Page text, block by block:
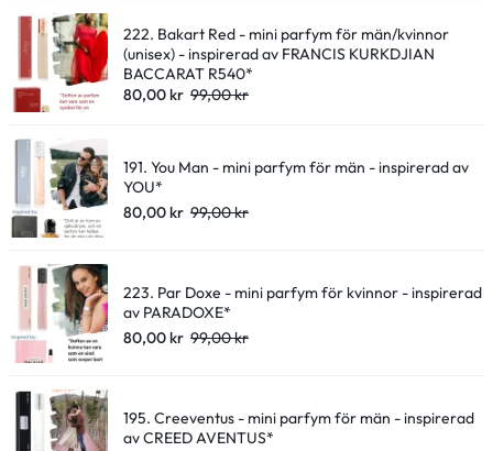
222. Bakart Red - mini parfym för män/kvinnor
(unisex) - inspirerad av FRANCIS KURKDJIAN
BACCARAT R540*
80,00kr 99,00kr
191. You Man - mini parfym för män - inspirerad av
YOU*
80,00kr 99,00kr
223. Par Doxe - mini parfym för kvinnor - inspirerad
av PARADOXE*
80,00kr 99,00kr
195. Creeventus - mini parfym för män - inspirerad
av CREED AVENTUS*